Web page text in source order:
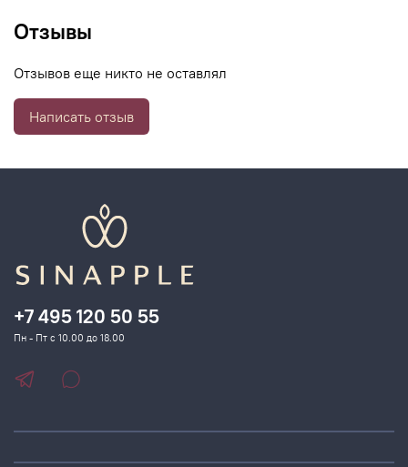
Отзывы
Отзывов еще никто не оставлял
Написать отзыв
+7 495 120 50 55
Пн - Пт с 10.00 до 18.00